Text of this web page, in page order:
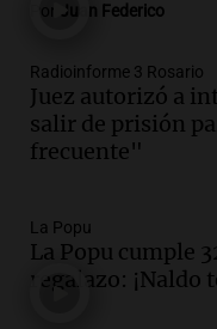
Episodios
de León XIV
sobre su
Panorama
Episodios
revive con la
historia
Viva la Radio
Juan Federico
Radioinforme 3 Rosario
Juez autorizó a
salir de prisión
frecuente"
La Popu
La Popu cumple
regalazo: ¡Naldo